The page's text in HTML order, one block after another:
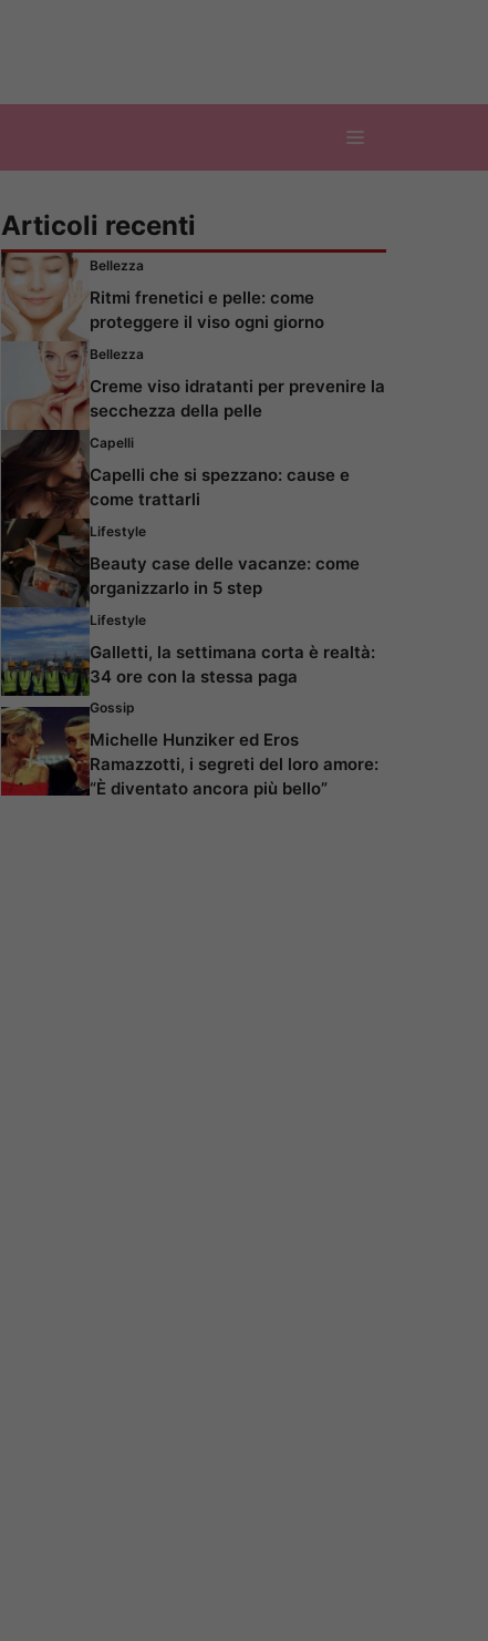
Articoli recenti
Bellezza
Ritmi frenetici e pelle: come
proteggere il viso ogni giorno
Bellezza
Creme viso idratanti per prevenire la
secchezza della pelle
Capelli
Capelli che si spezzano: cause e
come trattarli
Lifestyle
Beauty case delle vacanze: come
organizzarlo in 5 step
Lifestyle
Galletti, la settimana corta è realtà:
34 ore con la stessa paga
Gossip
Michelle Hunziker ed Eros
Ramazzotti, i segreti del loro amore:
“È diventato ancora più bello”